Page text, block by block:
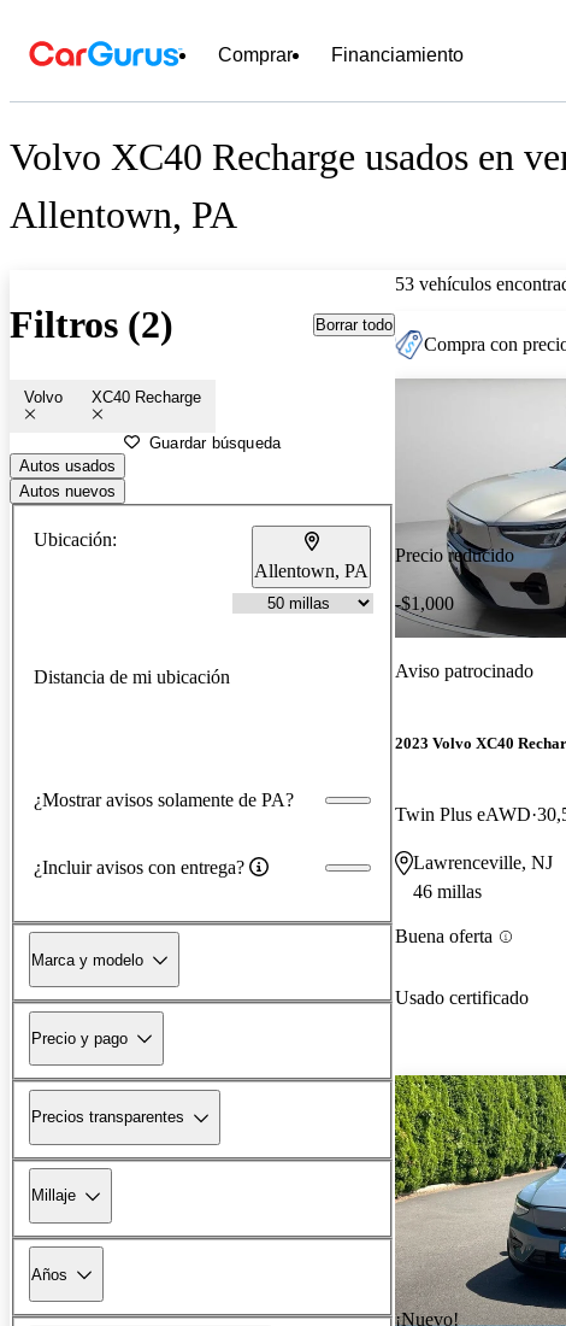
Comprar Financiamiento
Volvo XC40 Recharge usados en
Allentown, PA
Filtros (2) Borrar todo
Volvo XC40 Recharge
Guardar búsqueda
Autos usados
Autos nuevos
Ubicación:
Allentown, PA
Distancia de mi ubicación
¿Mostrar avisos solamente de PA?
¿Incluir avisos con entrega?
Marca y modelo
Precio y pago
Precios transparentes
Millaje
Años
53 vehículos
Compra con
Precio reducido
-$1,000
Aviso patrocinado
2023 Volvo XC40
Twin Plus eAWD
Lawrenceville, NJ
46 millas
Buena oferta
Usado certificado
¡Nuevo!